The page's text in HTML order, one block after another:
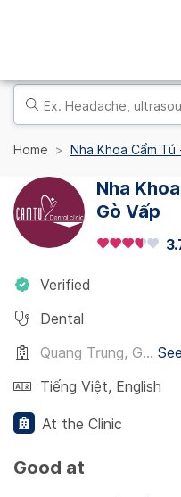
Home Nha Khoa Cẩm
Nha
Gò Vấp
Verified
Dental
Quang Trung, G...
Tiếng Việt, English
At the Clinic
Good at